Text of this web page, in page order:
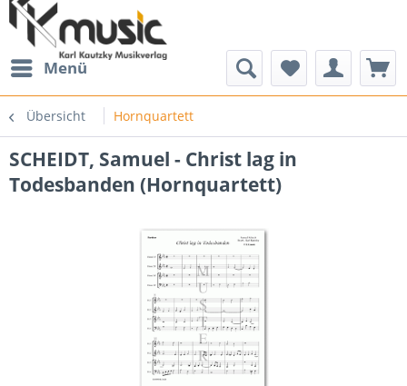
Menü
Übersicht Hornquartett
SCHEIDT, Samuel - Christ lag in
Todesbanden (Hornquartett)